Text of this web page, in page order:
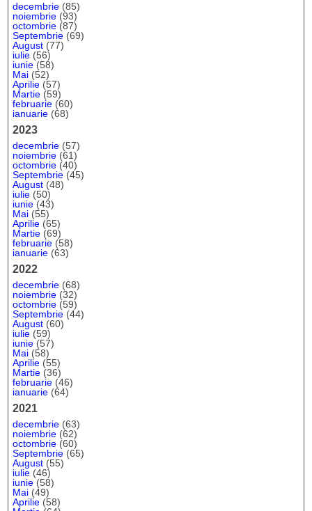
decembrie (85)
noiembrie (93)
octombrie (87)
Septembrie (69)
August (77)
iulie (56)
iunie (58)
Mai (52)
Aprilie (57)
Martie (59)
februarie (60)
ianuarie (68)
2023
decembrie (57)
noiembrie (61)
octombrie (40)
Septembrie (45)
August (48)
iulie (50)
iunie (43)
Mai (55)
Aprilie (65)
Martie (69)
februarie (58)
ianuarie (63)
2022
decembrie (68)
noiembrie (32)
octombrie (59)
Septembrie (44)
August (60)
iulie (59)
iunie (57)
Mai (58)
Aprilie (55)
Martie (36)
februarie (46)
ianuarie (64)
2021
decembrie (63)
noiembrie (62)
octombrie (60)
Septembrie (65)
August (55)
iulie (46)
iunie (58)
Mai (49)
Aprilie (58)